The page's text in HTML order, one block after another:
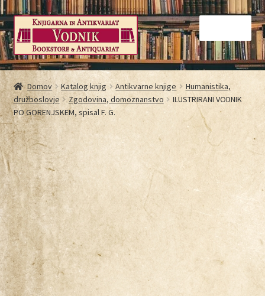
Domov
Galerija
Kontakt
Košarica
Moj račun
Način nakupovanja
Najbolj pogosta vprašanja
Naša zgodba
Domov Katalog knjig Antikvarne knjige
Humanistika,
družboslovje
Zgodovina, domoznanstvo
ILUSTRIRANI VODNIK
PO GORENJSKEM, spisal F. G.